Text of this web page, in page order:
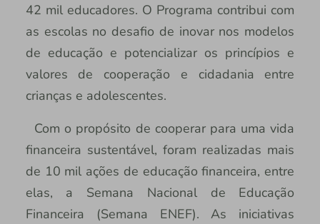
42 mil educadores. O Programa contribui com
as escolas no desafio de inovar nos modelos
de educação e potencializar os princípios e
valores de cooperação e cidadania entre
crianças e adolescentes.
Com o propósito de cooperar para uma vida
financeira sustentável, foram realizadas mais
de 10 mil ações de educação financeira, entre
elas, a Semana Nacional de Educação
Financeira (Semana ENEF). As iniciativas